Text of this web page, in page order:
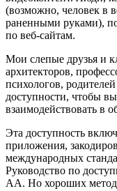
(возможно, человек в
раненными руками),
по веб-сайтам.
Мои слепые друзья и
архитекторов,
психологов,
доступности, чтобы
взаимодействовать в
Эта доступность
приложения,
международных
Руководство по
AA. Но хороших